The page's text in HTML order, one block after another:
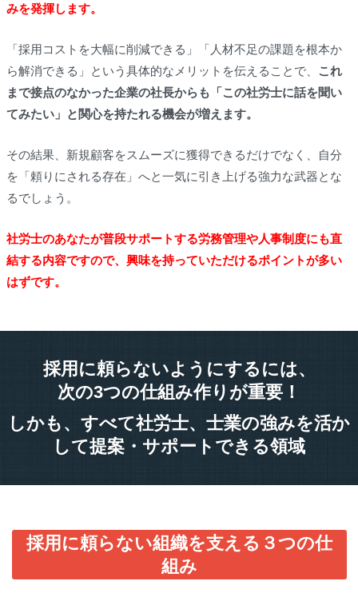
みを発揮します。
「採用コストを大幅に削減できる」「人材不足の課題を根本か
ら解消できる」という具体的なメリットを伝えることで、 これ
まで接点のなかった企業の社長からも「この社労士に話を聞い
てみたい」と関心を持たれる機会が増えます。
その結果、新規顧客をスムーズに獲得できるだけでなく、自分
を「頼りにされる存在」へと一気に引き上げる強力な武器とな
るでしょう。
社労士のあなたが普段サポートする労務管理や人事制度にも直
結する内容ですので、興味を持っていただけるポイントが多い
はずです。
採用に頼らないようにするには、
次の3つの仕組み作りが重要！
しかも、すべて社労士、士業の強みを活か
して提案・サポートできる領域
採用に頼らない組織を支える３つの仕
組み